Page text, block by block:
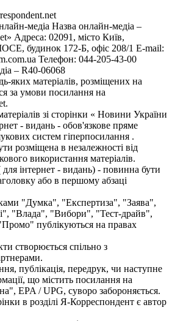
медіа Назва онлайн-медіа –
Адреса: 02091, місто Київ,
будинок 172-Б, офіс 208/1 E-mail:
Телефон: 044-205-43-00
– R40-06068
яких матеріалів, розміщених на
за умови посилання на
зі сторінки « Новини України
- видань - обов'язкове пряме
систем гіперпосилання .
розміщена в незалежності від
використання матеріалів.
інтернет - видань) - повинна бути
або в першому абзаці
"Думка", "Експертиза", "Заява",
"Влада", "Вибори", "Тест-драйв",
публікуються на правах
створюється спільно з
публікація, передрук, чи наступне
що містить посилання на
EPA / UPG, суворо забороняється.
в розділі Я-Корреспондент є автор